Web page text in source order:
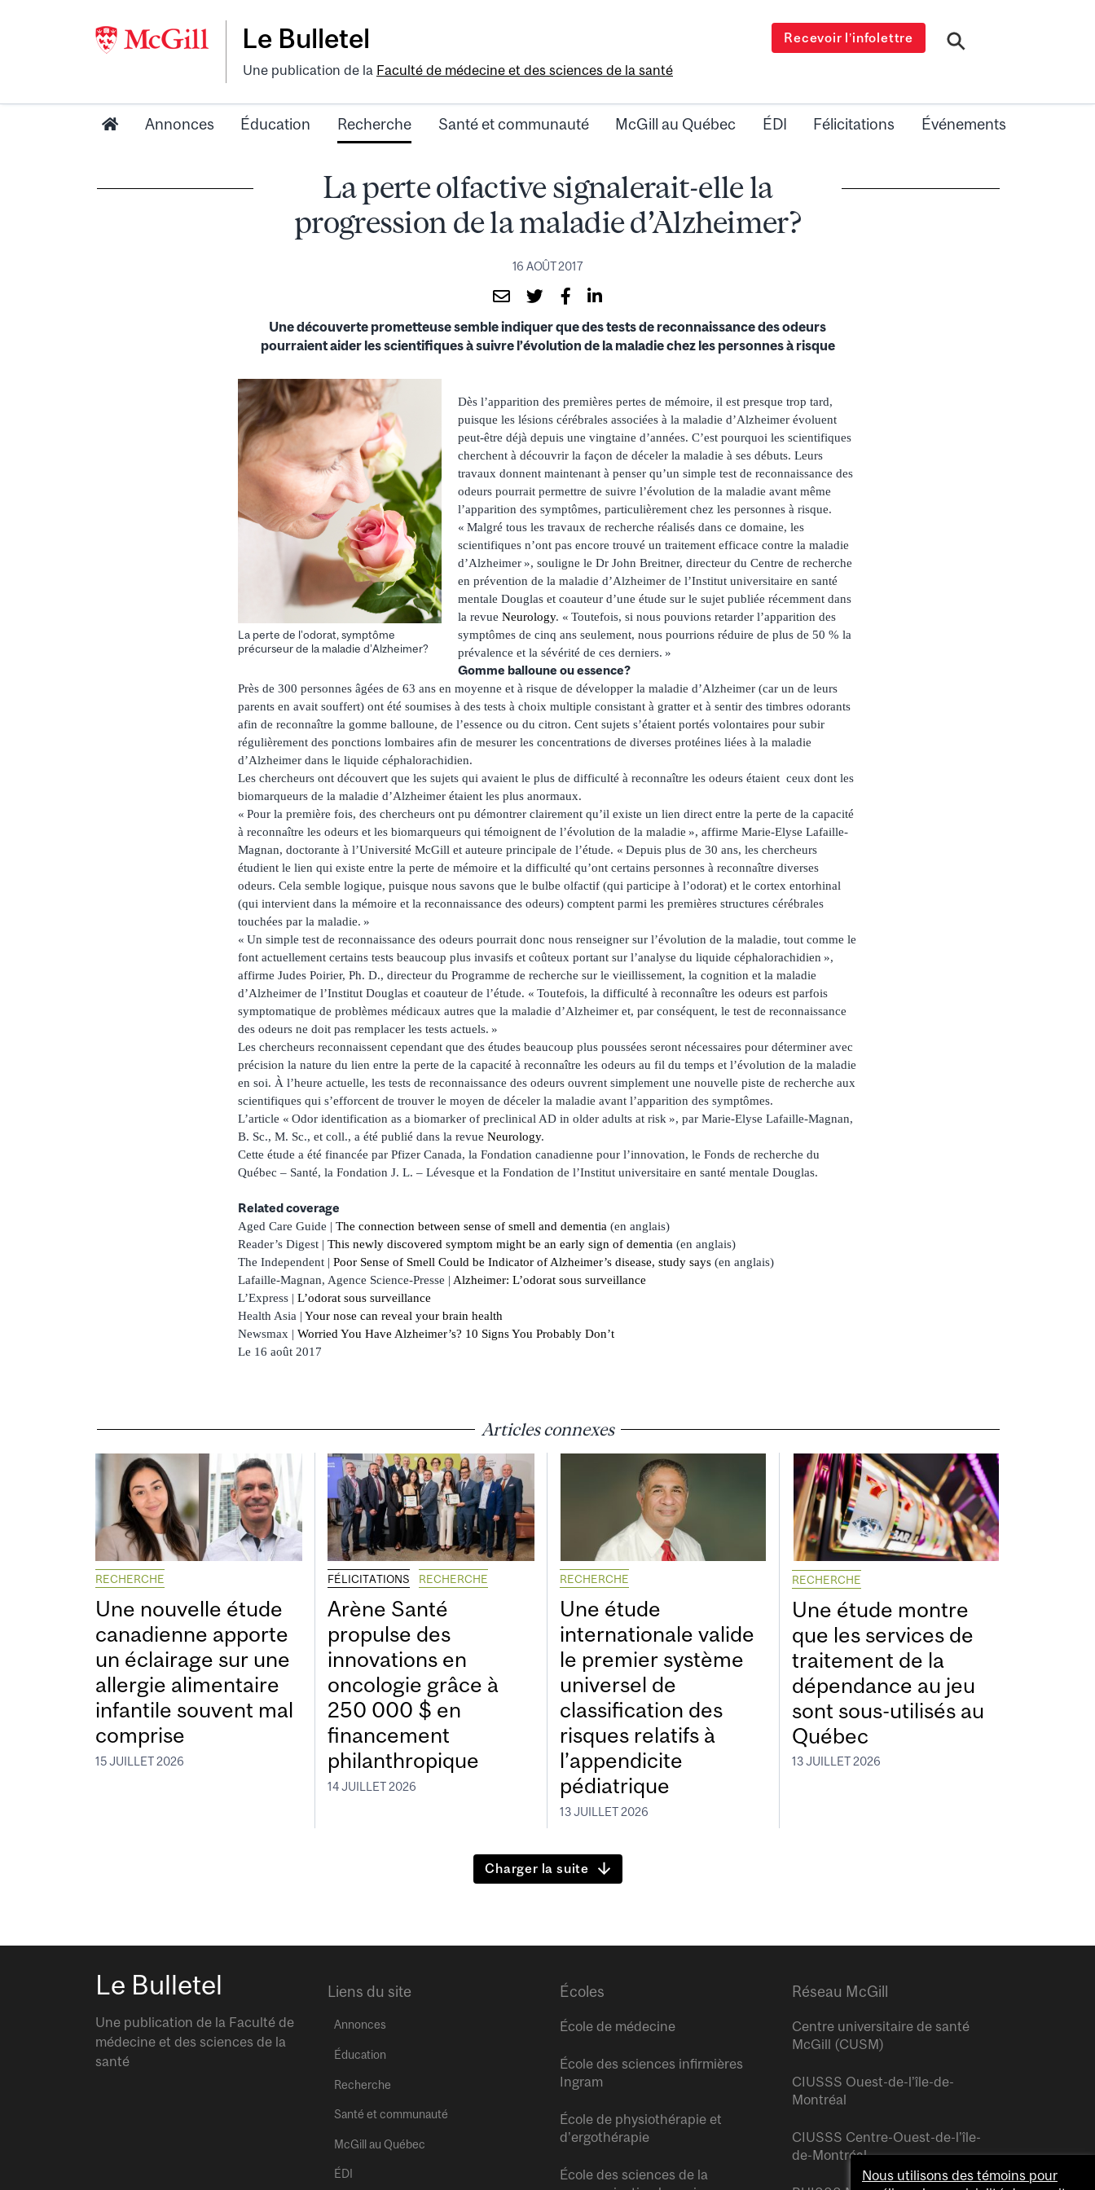
Le Bulletel
Une publication de la Faculté de médecine et des sciences de la santé
Recevoir l’infolettre
Annonces Éducation Recherche Santé et communauté McGill au Québec ÉDI Félicitations Événements
La perte olfactive signalerait-elle la
progression de la maladie d’Alzheimer?
16 AOÛT 2017
Une découverte prometteuse semble indiquer que des tests de reconnaissance des odeurs
pourraient aider les scientifiques à suivre l’évolution de la maladie chez les personnes à risque
La perte de l’odorat, symptôme
précurseur de la maladie d’Alzheimer?
Dès l’apparition des premières pertes de mémoire, il est presque trop tard,
puisque les lésions cérébrales associées à la maladie d’Alzheimer évoluent
peut-être déjà depuis une vingtaine d’années. C’est pourquoi les scientifiques
cherchent à découvrir la façon de déceler la maladie à ses débuts. Leurs
travaux donnent maintenant à penser qu’un simple test de reconnaissance des
odeurs pourrait permettre de suivre l’évolution de la maladie avant même
l’apparition des symptômes, particulièrement chez les personnes à risque.
« Malgré tous les travaux de recherche réalisés dans ce domaine, les
scientifiques n’ont pas encore trouvé un traitement efficace contre la maladie
d’Alzheimer », souligne le Dr John Breitner, directeur du Centre de recherche
en prévention de la maladie d’Alzheimer de l’Institut universitaire en santé
mentale Douglas et coauteur d’une étude sur le sujet publiée récemment dans
la revue Neurology. « Toutefois, si nous pouvions retarder l’apparition des
symptômes de cinq ans seulement, nous pourrions réduire de plus de 50 % la
prévalence et la sévérité de ces derniers. »
Gomme balloune ou essence?
Près de 300 personnes âgées de 63 ans en moyenne et à risque de développer la maladie d’Alzheimer (car un de leurs
parents en avait souffert) ont été soumises à des tests à choix multiple consistant à gratter et à sentir des timbres odorants
afin de reconnaître la gomme balloune, de l’essence ou du citron. Cent sujets s’étaient portés volontaires pour subir
régulièrement des ponctions lombaires afin de mesurer les concentrations de diverses protéines liées à la maladie
d’Alzheimer dans le liquide céphalorachidien.
Les chercheurs ont découvert que les sujets qui avaient le plus de difficulté à reconnaître les odeurs étaient ceux dont les
biomarqueurs de la maladie d’Alzheimer étaient les plus anormaux.
« Pour la première fois, des chercheurs ont pu démontrer clairement qu’il existe un lien direct entre la perte de la capacité
à reconnaître les odeurs et les biomarqueurs qui témoignent de l’évolution de la maladie », affirme Marie-Elyse Lafaille-
Magnan, doctorante à l’Université McGill et auteure principale de l’étude. « Depuis plus de 30 ans, les chercheurs
étudient le lien qui existe entre la perte de mémoire et la difficulté qu’ont certains personnes à reconnaître diverses
odeurs. Cela semble logique, puisque nous savons que le bulbe olfactif (qui participe à l’odorat) et le cortex entorhinal
(qui intervient dans la mémoire et la reconnaissance des odeurs) comptent parmi les premières structures cérébrales
touchées par la maladie. »
« Un simple test de reconnaissance des odeurs pourrait donc nous renseigner sur l’évolution de la maladie, tout comme le
font actuellement certains tests beaucoup plus invasifs et coûteux portant sur l’analyse du liquide céphalorachidien »,
affirme Judes Poirier, Ph. D., directeur du Programme de recherche sur le vieillissement, la cognition et la maladie
d’Alzheimer de l’Institut Douglas et coauteur de l’étude. « Toutefois, la difficulté à reconnaître les odeurs est parfois
symptomatique de problèmes médicaux autres que la maladie d’Alzheimer et, par conséquent, le test de reconnaissance
des odeurs ne doit pas remplacer les tests actuels. »
Les chercheurs reconnaissent cependant que des études beaucoup plus poussées seront nécessaires pour déterminer avec
précision la nature du lien entre la perte de la capacité à reconnaître les odeurs au fil du temps et l’évolution de la maladie
en soi. À l’heure actuelle, les tests de reconnaissance des odeurs ouvrent simplement une nouvelle piste de recherche aux
scientifiques qui s’efforcent de trouver le moyen de déceler la maladie avant l’apparition des symptômes.
L’article « Odor identification as a biomarker of preclinical AD in older adults at risk », par Marie-Elyse Lafaille-Magnan,
B. Sc., M. Sc., et coll., a été publié dans la revue Neurology.
Cette étude a été financée par Pfizer Canada, la Fondation canadienne pour l’innovation, le Fonds de recherche du
Québec – Santé, la Fondation J. L. – Lévesque et la Fondation de l’Institut universitaire en santé mentale Douglas.
Related coverage
Aged Care Guide | The connection between sense of smell and dementia (en anglais)
Reader’s Digest | This newly discovered symptom might be an early sign of dementia (en anglais)
The Independent | Poor Sense of Smell Could be Indicator of Alzheimer’s disease, study says (en anglais)
Lafaille-Magnan, Agence Science-Presse | Alzheimer: L’odorat sous surveillance
L’Express | L’odorat sous surveillance
Health Asia | Your nose can reveal your brain health
Newsmax | Worried You Have Alzheimer’s? 10 Signs You Probably Don’t
Le 16 août 2017
Articles connexes
RECHERCHE
Une nouvelle étude
canadienne apporte
un éclairage sur une
allergie alimentaire
infantile souvent mal
comprise
15 JUILLET 2026
FÉLICITATIONS RECHERCHE
Arène Santé
propulse des
innovations en
oncologie grâce à
250 000 $ en
financement
philanthropique
14 JUILLET 2026
RECHERCHE
Une étude
internationale valide
le premier système
universel de
classification des
risques relatifs à
l’appendicite
pédiatrique
13 JUILLET 2026
RECHERCHE
Une étude montre
que les services de
traitement de la
dépendance au jeu
sont sous-utilisés au
Québec
13 JUILLET 2026
Charger la suite
Le Bulletel
Une publication de la Faculté de
médecine et des sciences de la
santé
Liens du site
Annonces
Éducation
Recherche
Santé et communauté
McGill au Québec
ÉDI
Écoles
École de médecine
École des sciences infirmières
Ingram
École de physiothérapie et
d’ergothérapie
École des sciences de la
Réseau McGill
Centre universitaire de santé
McGill (CUSM)
CIUSSS Ouest-de-l’île-de-
Montréal
CIUSSS Centre-Ouest-de-l’île-
de-Montréal
Nous utilisons des témoins pour